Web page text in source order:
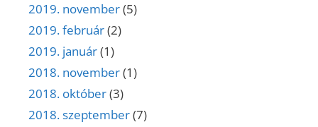
2019. november(5)
2019. február(2)
2019. január(1)
2018. november(1)
2018. október(3)
2018. szeptember(7)